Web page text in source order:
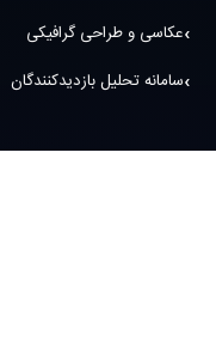
عکاسی و طراحی گرافیکی
سامانه تحلیل بازدیدکنندگان